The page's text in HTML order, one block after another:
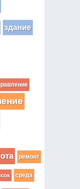
здание
ремонт
среда